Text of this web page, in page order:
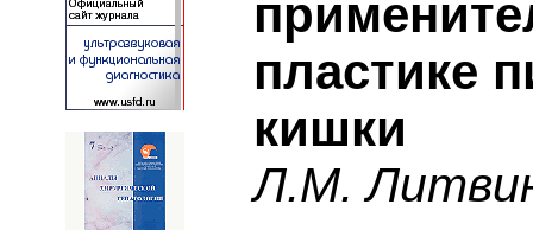
пластике
кишки
Л.М.